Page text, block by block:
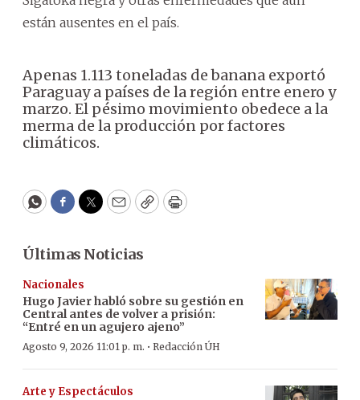
están ausentes en el país.
Apenas 1.113 toneladas de banana exportó
Paraguay a países de la región entre enero y
marzo. El pésimo movimiento obedece a la
merma de la producción por factores
climáticos.
WhatsApp
Facebook
Twitter
EmailCopyPrint
Últimas Noticias
Nacionales
Hugo Javier habló sobre su gestión en
Central antes de volver a prisión:
“Entré en un agujero ajeno”
Agosto 9, 2026 11:01 p. m. · Redacción ÚH
Arte y Espectáculos